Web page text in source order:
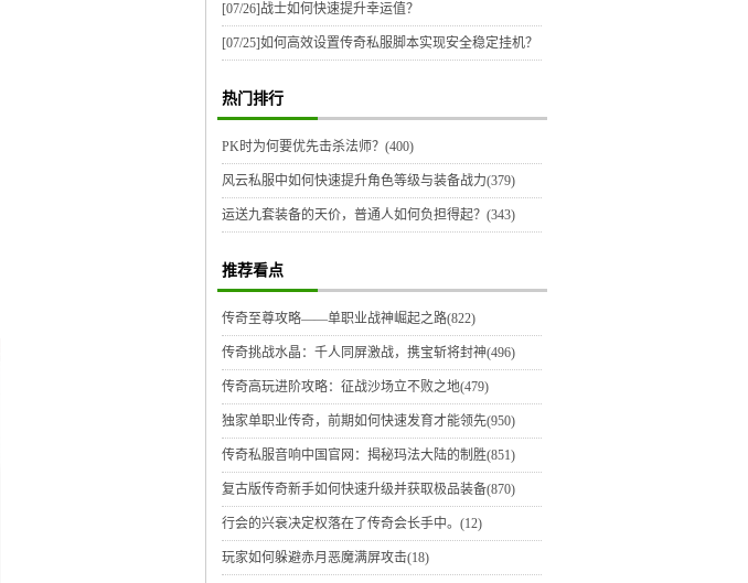
[07/26] 战士如何快速提升幸运值？
[07/25]如何高效设置传奇私服脚本实现安全稳定挂机？
热门排行
PK时为何要优先击杀法师？(400)
风云私服中如何快速提升角色等级与装备战力(379)
运送九套装备的天价，普通人如何负担得起？(343)
推荐看点
传奇至尊攻略——单职业战神崛起之路(822)
传奇挑战水晶：千人同屏激战，携宝斩将封神(496)
传奇高玩进阶攻略：征战沙场立不败之地(479)
独家单职业传奇，前期如何快速发育才能领先(950)
传奇私服音响中国官网：揭秘玛法大陆的制胜(851)
复古版传奇新手如何快速升级并获取极品装备(870)
行会的兴衰决定权落在了传奇会长手中。(12)
玩家如何躲避赤月恶魔满屏攻击(18)